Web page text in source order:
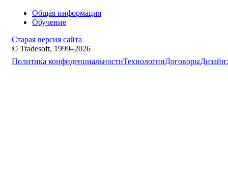
Общая информация
Обучение
Старая версия сайта
© Tradesoft, 1999–2026
Политика конфиденциальностиТехнологииДоговорыДизайн: